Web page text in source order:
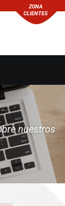
ZONA
CLIENTES
nuestros